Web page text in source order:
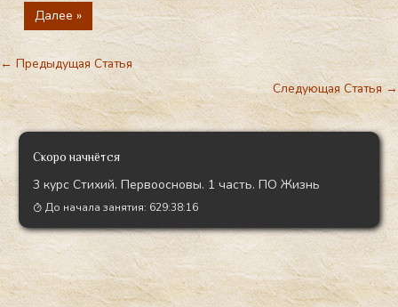
Далее »
←Предыдущая Статья
Следующая Статья→
Скоро начнётся
3 курс Стихий. Первоосновы. 1 часть. ПО Жизнь
До начала занятия: 629:38:14